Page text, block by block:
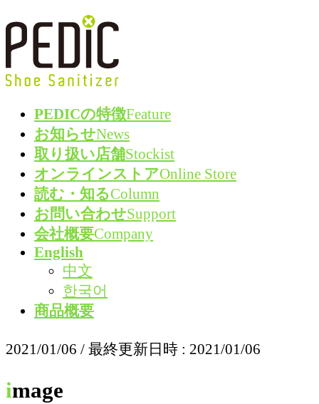
コ
ン
テ
ン
ナ
ビ
ゲ
ー
PEDICの特徴Feature
お知らせNews
取り扱い店舗Stockist
オンラインストアOnline Store
読む・知るColumn
お問い合わせSupport
会社概要Company
English
中文
한국어
商品概要
2021/01/06 / 最終更新日時 : 2021/01/06
image